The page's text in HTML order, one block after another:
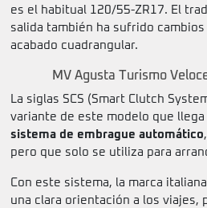
es el habitual 120/55-ZR17. El
salida también ha sufrido
acabado cuadrangular.
MV Agusta Turismo
La siglas SCS (Smart Clutch
variante de este modelo que
sistema de embrague automático
pero que solo se utiliza para
Con este sistema, la marca
una clara orientación a los viajes,